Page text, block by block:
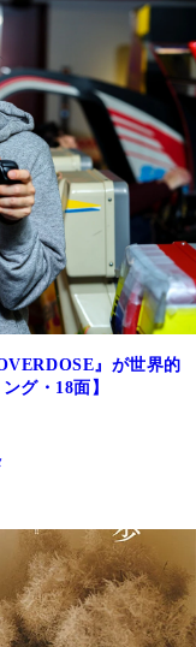
』が世界的
グ・18面】